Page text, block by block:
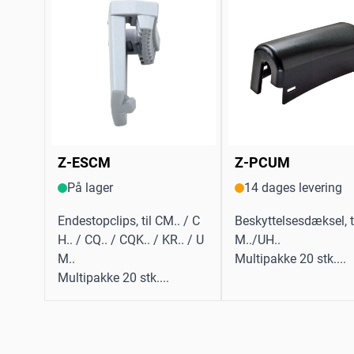
Z-ESCM
På lager
Endestopclips, til CM.. / C
H.. / CQ.. / CQK.. / KR.. / U
M..
Multipakke 20 stk....
Z-PCUM
14 dages levering
Beskyttelsesdæksel,
M../UH..
Multipakke 20 stk....